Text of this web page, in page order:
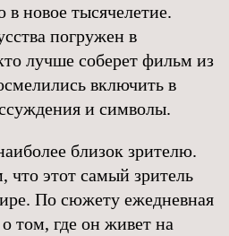
в новое тысячелетие.
погружен в
лучше соберет фильм из
включить в
и символы.
близок зрителю.
этот самый зритель
По сюжету ежедневная
о том, где он живет на